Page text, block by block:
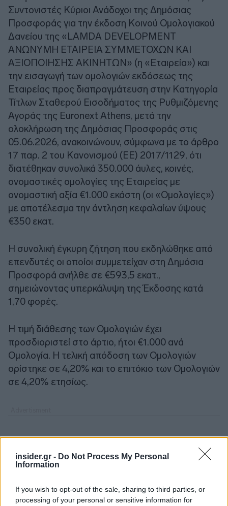
insider.gr - Do Not Process My Personal
Information
If you wish to opt-out of the sale, sharing to third parties, or
processing of your personal or sensitive information for
Συντονιστές Κύριοι Ανάδοχοι της Δημόσιας
Προσφοράς για την έκδοση Κοινού Ομολογιακού
Δανείου της «LAMDA DEVELOPMENT
ΑΝΩΝΥΜΗ ΕΤΑΙΡΕΙΑ ΣΥΜΜΕΤΟΧΩΝ ΚΑΙ
ΑΞΙΟΠΟΙΗΣΗΣ ΑΚΙΝΗΤΩΝ» (η «Εταιρεία») και
την εισαγωγή των ομολογιών εκδόσεως της
Εταιρείας προς διαπραγμάτευση στην Κατηγορία
Τίτλων Σταθερού Εισοδήματος της Ρυθμιζόμενης
Αγοράς της Euronext Athens, μετά την
ολοκλήρωση της Δημόσιας Προσφοράς στις
05.06.2026, ανακοινώνουν, σύμφωνα με το άρθρο
17 παρ. 2 του Κανονισμού (ΕΕ) 2017/1129, ότι
διατέθηκαν συνολικά 350.000 άυλες, κοινές,
ονομαστικές ομολογίες της Εταιρείας με
ονομαστική αξία €1.000 εκάστη (οι «Ομολογίες»)
με αποτέλεσμα την άντληση κεφαλαίων ύψους
€350 εκατ.
Η συνολική έγκυρη ζήτηση που εκδηλώθηκε από
επενδυτές οι οποίοι συμμετείχαν στη Δημόσια
Προσφορά ανήλθε σε €593,5 εκατ.,
σημειώνοντας υπερκάλυψη της Έκδοσης κατά
1,70 φορές.
Η τιμή διάθεσης των Ομολογιών έχει
προσδιοριστεί στο άρτιο, ήτοι €1.000 ανά
Ομολογία. Η τελική απόδοση των Ομολογιών
ορίστηκε σε 4,20% και το επιτόκιο των Ομολογιών
σε 4,20% ετησίως.